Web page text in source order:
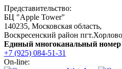
Представительство:
БЦ "Apple Tower"
140235, Московская область,
Воскресенский район
Единый многоканальный номер
+7 (925) 084-51-31
On-line: